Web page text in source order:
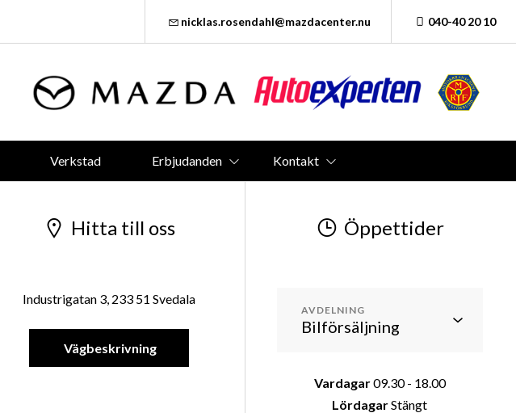
nicklas.rosendahl@mazdacenter.nu 040-40 20 10
Verkstad Erbjudanden Kontakt
Hitta till oss
Industrigatan 3, 233 51 Svedala
Vägbeskrivning
Öppettider
AVDELNING
Vardagar09.30 - 18.00
LördagarStängt